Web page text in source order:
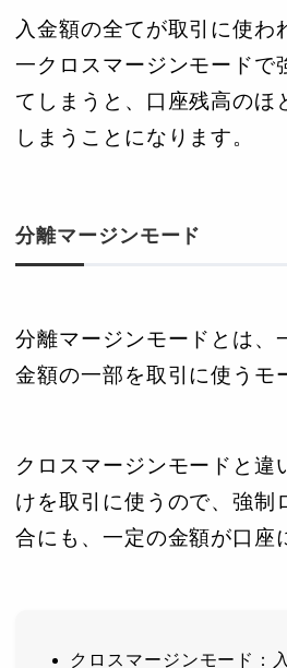
入金額の全てが取引に使わ
一クロスマージンモードで
てしまうと、口座残高のほ
しまうことになります。
分離マージンモード
分離マージンモードとは、
金額の一部を取引に使うモ
クロスマージンモードと違
けを取引に使うので、強制
合にも、一定の金額が口座
クロスマージンモード：